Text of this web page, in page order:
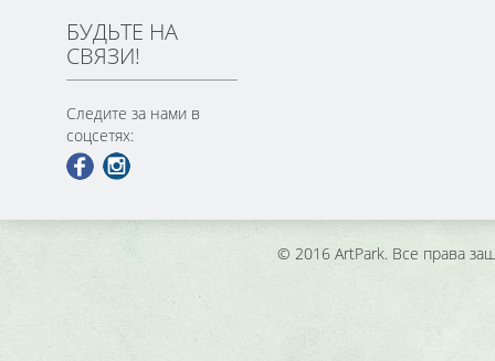
БУДЬТЕ НА
СВЯЗИ!
Следите за нами в
соцсетях:
© 2016 ArtPark. Все права